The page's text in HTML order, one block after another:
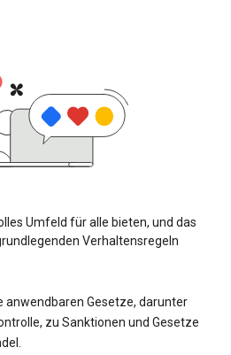
Umfeld für alle bieten, und das
Verhaltensregeln
anwendbaren Gesetze, darunter
zu Sanktionen und Gesetze